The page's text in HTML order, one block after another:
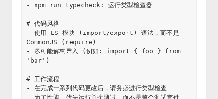
- npm run typecheck: 运行类型检查器
# 代码风格
- 使用 ES 模块 (import/export) 语法，而不是
CommonJS (require)
- 尽可能解构导入 (例如: import { foo } from
'bar')
# 工作流程
- 在完成一系列代码更改后，请务必进行类型检查